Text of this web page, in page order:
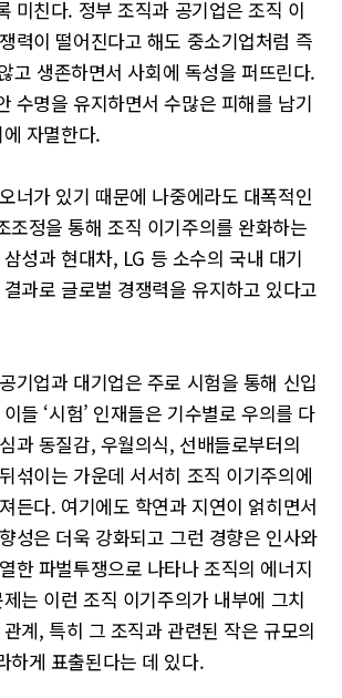
미친다. 정부 조직과 공기업은 조직 이
력이 떨어진다고 해도 중소기업처럼 즉
고 생존하면서 사회에 독성을 퍼뜨린다.
수명을 유지하면서 수많은 피해를 남기
자멸한다.
너가 있기 때문에 나중에라도 대폭적인
조정을 통해 조직 이기주의를 완화하는
성과 현대차, LG 등 소수의 국내 대기
과로 글로벌 경쟁력을 유지하고 있다고
기업과 대기업은 주로 시험을 통해 신입
들 ‘시험’ 인재들은 기수별로 우의를 다
과 동질감, 우월의식, 선배들로부터의
섞이는 가운데 서서히 조직 이기주의에
든다. 여기에도 학연과 지연이 얽히면서
성은 더욱 강화되고 그런 경향은 인사와
한 파벌투쟁으로 나타나 조직의 에너지
는 이런 조직 이기주의가 내부에 그치
계, 특히 그 조직과 관련된 작은 규모의
하게 표출된다는 데 있다.